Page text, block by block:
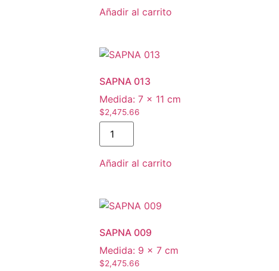
Añadir al carrito
SAPNA 013
Medida:7 × 11 cm
$2,475.66
SAPNA
013
cantidad
Añadir al carrito
SAPNA 009
Medida: 9 × 7 cm
$2,475.66